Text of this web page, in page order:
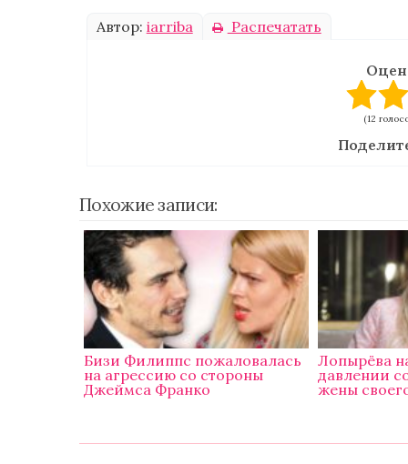
Автор: iarriba Распечатать
(12
Похожие записи:
Бизи Филиппс пожаловалась
на агрессию со стороны
Джеймса Франко
Лопырёва
давлении
жены